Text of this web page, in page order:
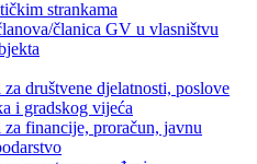
strankama
članica GV u vlasništvu
društvene djelatnosti, poslove
i gradskog vijeća
financije, proračun, javnu